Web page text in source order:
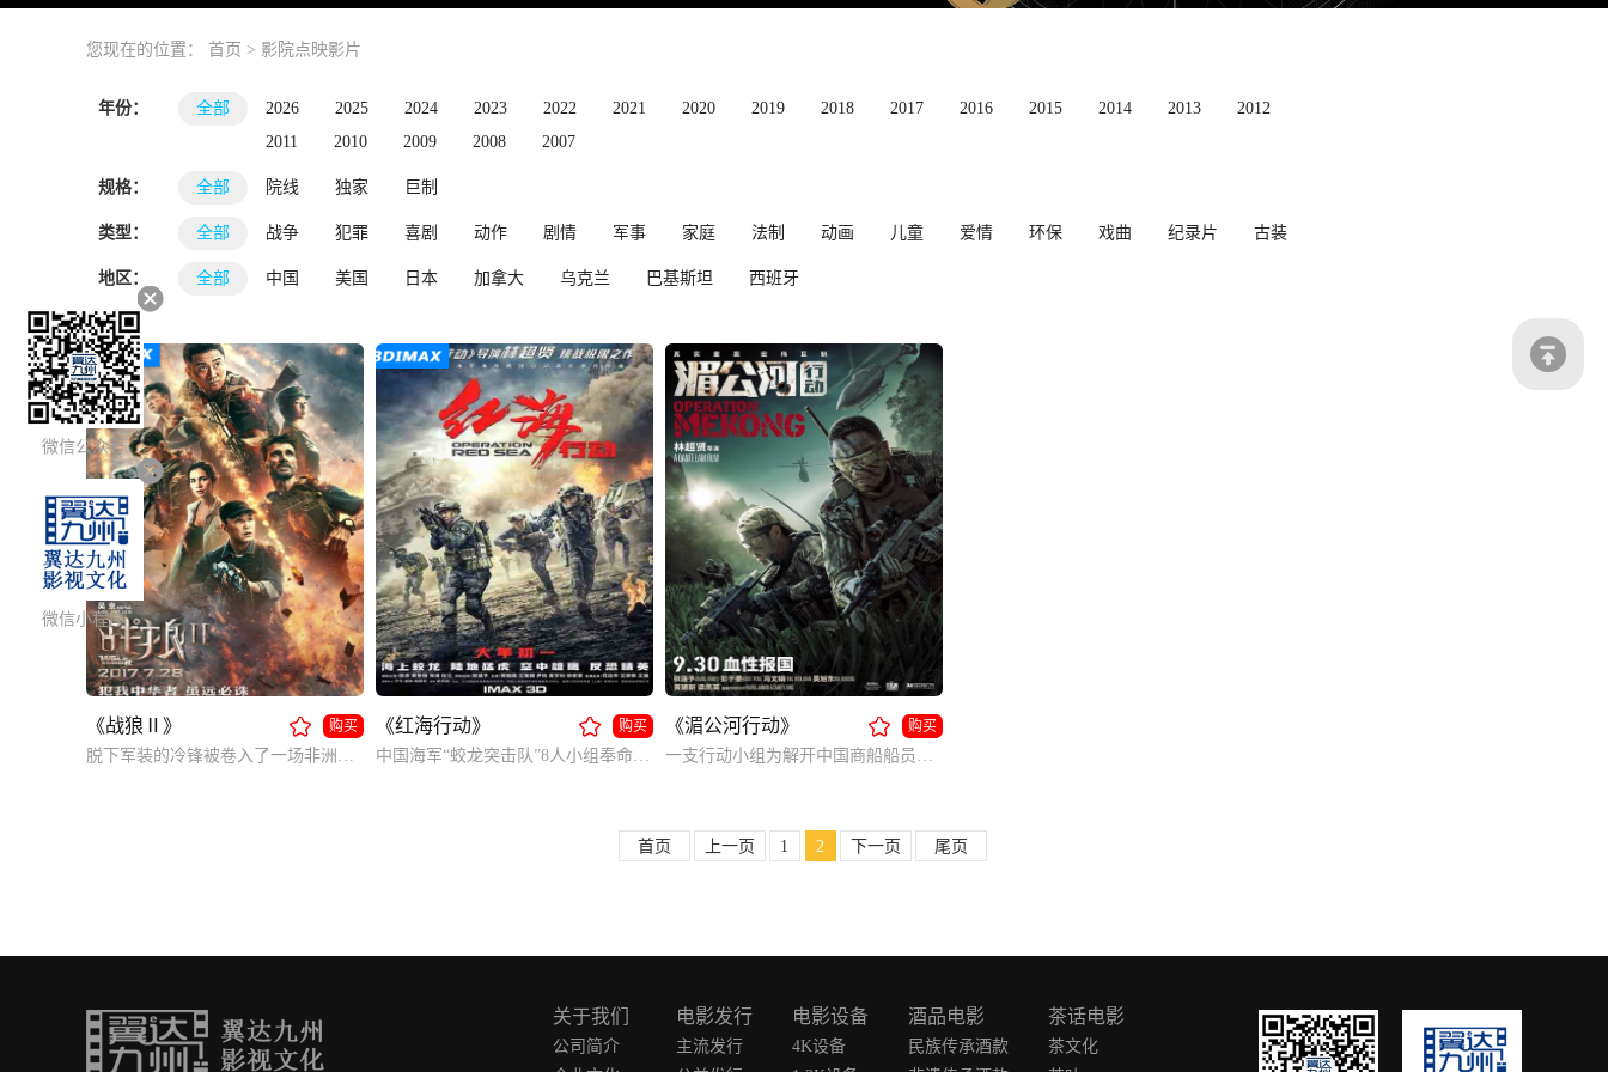
您现在的位置： 首页 > 影院点映影片
年份： 全部 2026 2025 2024 2023 2022 2021 2020 2019 2018 2017 2016 2015 2014 2013
2012
2011
2010 2009 2008 2007
规格： 全部 院线 独家 巨制
类型： 全部 战争 犯罪 喜剧 动作 剧情 军事 家庭 法制 动画 儿童 爱情 环保 戏曲 纪录片 古装
地区： 全部 中国 美国 日本 加拿大 乌克兰 巴基斯坦 西班牙
《战狼Ⅱ》
脱下军装的冷锋被卷入了一场非洲国家的叛乱，本来能够安全撤离的他无法忘记军人的职责，重回战场展开救援。
购买 《红海行动》
中国海军“蛟龙突击队”8人小组奉命执行撤侨任务，突击队兵分两路进行救援，但不幸遭到伏击，人员伤亡；同时在粉碎叛军武装首领的惊天阴谋中惨胜。
购买 《湄公河行动》
一支行动小组为解开中国商船船员遇难所隐藏的阴谋，企图揪出运毒案件幕后黑手。
购买
首页 上一页 1 2 下一页 尾页
微信公众号
微信小程序
关于我们
公司简介
电影发行
主流发行
电影设备
4K设备
酒品电影
民族传承酒款
茶话电影
茶文化